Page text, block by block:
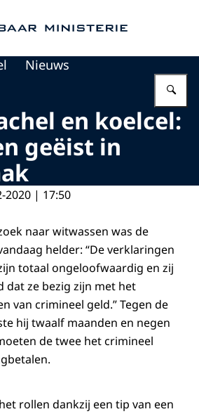
Nieuws
en koelcel:
geëist in
2020 | 17:50
naar witwassen was de
helder: “De verklaringen
totaal ongeloofwaardig en zij
dat ze bezig zijn met het
van crimineel geld.” Tegen de
hij twaalf maanden en negen
de twee het crimineel
rollen dankzij een tip van een